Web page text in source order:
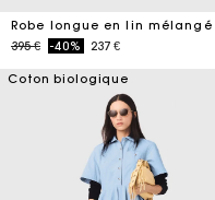
Robe longue en lin mélangé
Price reduced from
395 €to-40% 237 €
Coton biologique